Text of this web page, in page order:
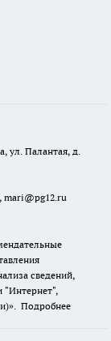
ул. Палантая, д.
mari@pg12.ru
сведений,
"Интернет",
Подробнее